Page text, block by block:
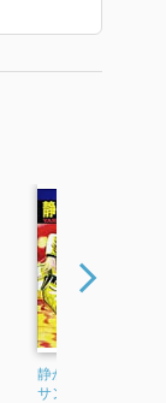
静かなるドン 4 (マン
サンコミックス)